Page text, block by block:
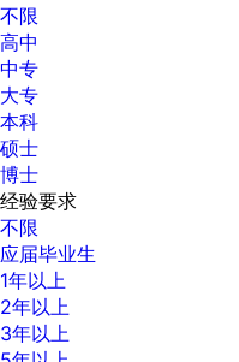
不限
高中
中专
大专
本科
硕士
博士
经验要求
不限
应届毕业生
1年以上
2年以上
3年以上